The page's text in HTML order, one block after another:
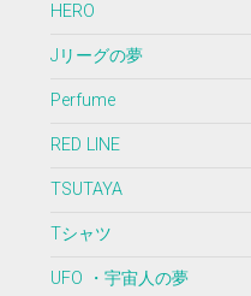
HERO
Jリーグの夢
Perfume
RED LINE
TSUTAYA
Tシャツ
UFO ・宇宙人の夢